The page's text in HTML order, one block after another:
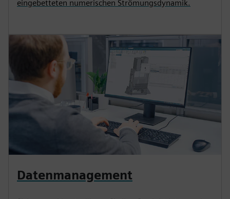
eingebetteten numerischen Strömungsdynamik.
Datenmanagement